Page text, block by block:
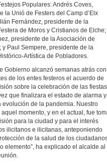
Populares: Andrés Coves,
la Unió de Festers del Camp d’Elx
Fernández, presidente de la
de Moros y Cristianos de Elche;
presidente de la Asociación de
y Paul Sempere, presidente de la
Artística de Pobladores.
Gobierno alcanzó semanas atrás
de los entes festeros el acuerdo de
sobre la celebración de las
que finalizara el estado de alarma
evolución de la pandemia. Nuestro
momento, y en el actual, fue
para la ciudad y para el interés
ilicitanos e ilicitanas, anteponiendo
de la salud de los
elemento”, ha explicado el alcalde al